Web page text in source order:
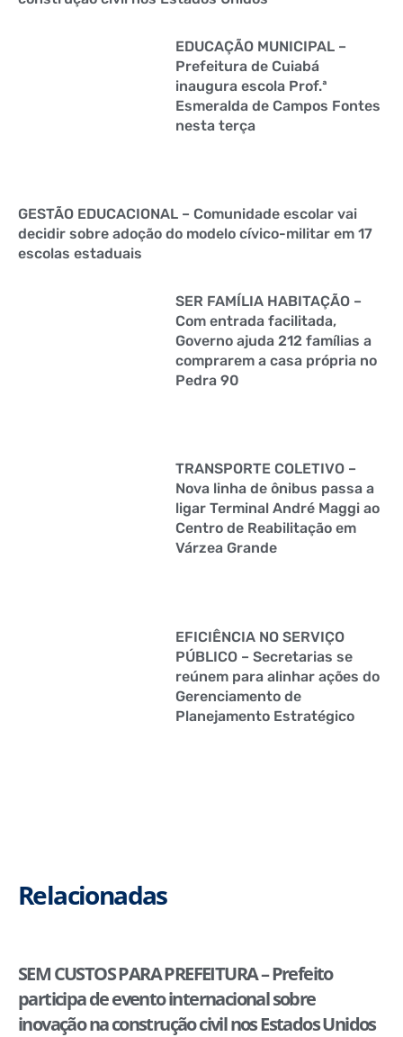
EDUCAÇÃO MUNICIPAL –
Prefeitura de Cuiabá
inaugura escola Prof.ª
Esmeralda de Campos Fontes
nesta terça
GESTÃO EDUCACIONAL – Comunidade escolar vai
decidir sobre adoção do modelo cívico-militar em 17
escolas estaduais
SER FAMÍLIA HABITAÇÃO –
Com entrada facilitada,
Governo ajuda 212 famílias a
comprarem a casa própria no
Pedra 90
TRANSPORTE COLETIVO –
Nova linha de ônibus passa a
ligar Terminal André Maggi ao
Centro de Reabilitação em
Várzea Grande
EFICIÊNCIA NO SERVIÇO
PÚBLICO – Secretarias se
reúnem para alinhar ações do
Gerenciamento de
Planejamento Estratégico
Relacionadas
SEM CUSTOS PARA PREFEITURA – Prefeito
participa de evento internacional sobre
inovação na construção civil nos Estados Unidos